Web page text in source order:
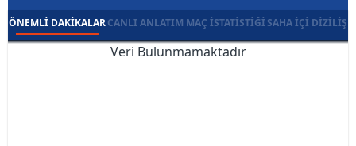
ÖNEMLI DAKIKALARCANLI ANLATIM MAÇ İSTATISTIĞISAHA İÇI DIZILIŞ
Veri Bulunmamaktadır